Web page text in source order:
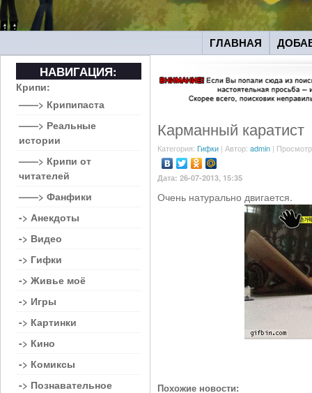
ГЛАВНАЯ
Карманный каратист
Категория: Гифки | Автор: admin |
Дата: 26-07-2013, 15:35
Очень натурально двигается.
Похожие новости:
НАВИГАЦИЯ:
Крипи:
——> Крипипаста
——> Реальные
истории
——> Крипи от
читателей
——> Фанфики
-> Анекдоты
-> Видео
-> Гифки
-> Живье моё
-> Игры
-> Картинки
-> Кино
-> Комиксы
-> Познавательное